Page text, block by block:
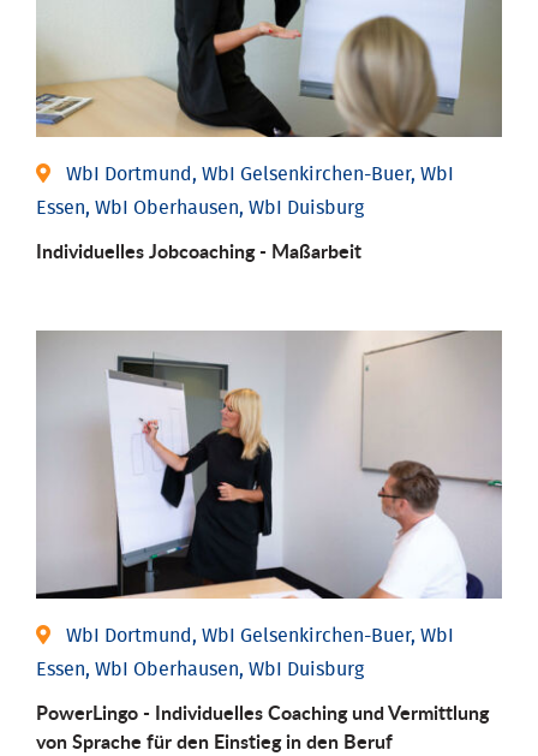
WbI Dortmund, WbI Gelsenkirchen-Buer, WbI
Essen, WbI Oberhausen, WbI Duisburg
Individu­elles Job­coaching - Maßarbeit
WbI Dortmund, WbI Gelsenkirchen-Buer, WbI
Essen, WbI Oberhausen, WbI Duisburg
PowerLingo - Individuelles Coaching und Vermittlung
von Sprache für den Einstieg in den Beruf